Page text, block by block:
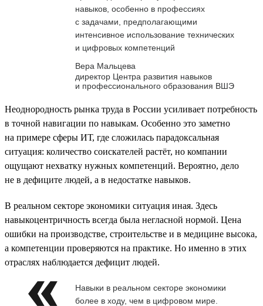
навыков, особенно в профессиях
с задачами, предполагающими
интенсивное использование технических
и цифровых компетенций
Вера Мальцева
директор Центра развития навыков
и профессионального образования ВШЭ
Неоднородность рынка труда в России усиливает потребность
в точной навигации по навыкам. Особенно это заметно
на примере сферы ИТ, где сложилась парадоксальная
ситуация: количество соискателей растёт, но компании
ощущают нехватку нужных компетенций. Вероятно, дело
не в дефиците людей, а в недостатке навыков.
В реальном секторе экономики ситуация иная. Здесь
навыкоцентричность всегда была негласной нормой. Цена
ошибки на производстве, строительстве и в медицине высока,
а компетенции проверяются на практике. Но именно в этих
отраслях наблюдается дефицит людей.
Навыки в реальном секторе экономики
более в ходу, чем в цифровом мире.